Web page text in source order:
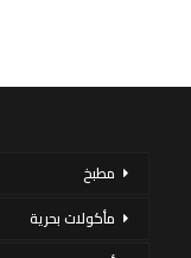
مطبخ
مأكولات بحرية